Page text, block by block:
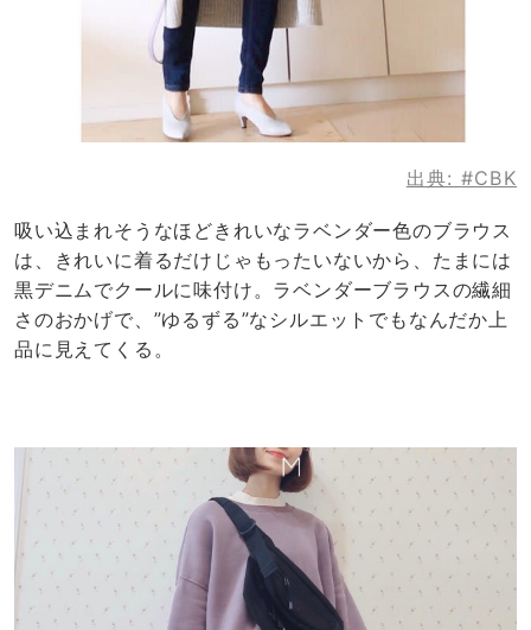
出典: #CBK
吸い込まれそうなほどきれいなラベンダー色のブラウス
は、きれいに着るだけじゃもったいないから、たまには
黒デニムでクールに味付け。ラベンダーブラウスの繊細
さのおかげで、”ゆるずる”なシルエットでもなんだか上
品に見えてくる。